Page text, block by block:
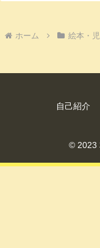
ホーム 絵本・
自己紹介
© 2023